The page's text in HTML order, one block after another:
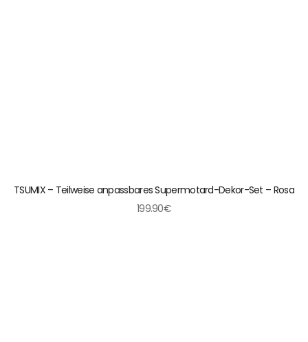
TSUMIX – Teilweise anpassbares Supermotard-Dekor-Set – Rosa
199.90€